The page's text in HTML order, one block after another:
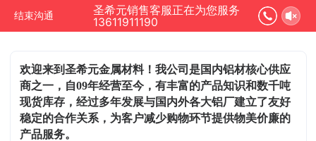
结束沟通
圣希元销售客服正在为您服务
13611911190
欢迎来到圣希元金属材料！我公司是国内铝材核心供应
商之一，自09年经营至今，有丰富的产品知识和数千吨
现货库存，经过多年发展与国内外各大铝厂建立了友好
稳定的合作关系，为客户减少购物环节提供物美价廉的
产品服务。